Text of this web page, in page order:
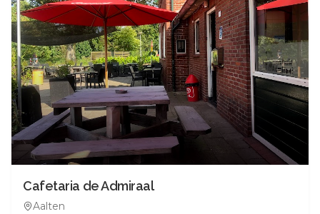
Cafetaria de Admiraal
Aalten